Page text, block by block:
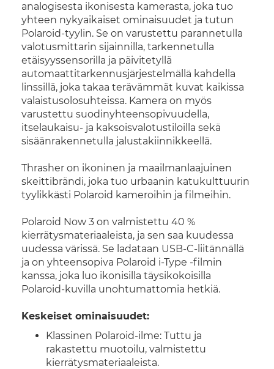
analogisesta ikonisesta kamerasta, joka tuo
yhteen nykyaikaiset ominaisuudet ja tutun
Polaroid-tyylin. Se on varustettu parannetulla
valotusmittarin sijainnilla, tarkennetulla
etäisyyssensorilla ja päivitetyllä
automaattitarkennusjärjestelmällä kahdella
linssillä, joka takaa terävämmät kuvat kaikissa
valaistusolosuhteissa. Kamera on myös
varustettu suodinyhteensopivuudella,
itselaukaisu- ja kaksoisvalotustiloilla sekä
sisäänrakennetulla jalustakiinnikkeellä.
Thrasher on ikoninen ja maailmanlaajuinen
skeittibrändi, joka tuo urbaanin katukulttuurin
tyylikkästi Polaroid kameroihin ja filmeihin.
Polaroid Now 3 on valmistettu 40 %
kierrätysmateriaaleista, ja sen saa kuudessa
uudessa värissä. Se ladataan USB-C-liitännällä
ja on yhteensopiva Polaroid i-Type -filmin
kanssa, joka luo ikonisilla täysikokoisilla
Polaroid-kuvilla unohtumattomia hetkiä.
Keskeiset ominaisuudet:
Klassinen Polaroid-ilme: Tuttu ja
rakastettu muotoilu, valmistettu
kierrätysmateriaaleista.